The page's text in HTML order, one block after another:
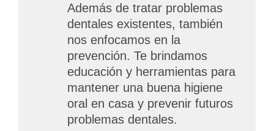
Además de tratar problemas
dentales existentes, también
nos enfocamos en la
prevención. Te brindamos
educación y herramientas para
mantener una buena higiene
oral en casa y prevenir futuros
problemas dentales.